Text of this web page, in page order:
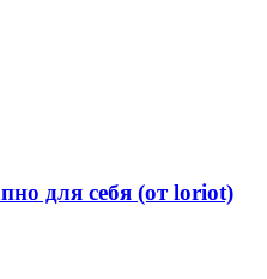
для себя (от loriot)